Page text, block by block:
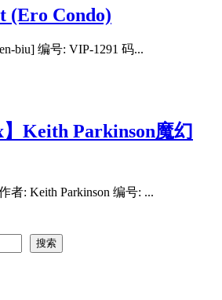
(Ero Condo)
biu] 编号: VIP-1291 码...
】Keith Parkinson魔幻
者: Keith Parkinson 编号: ...
搜索